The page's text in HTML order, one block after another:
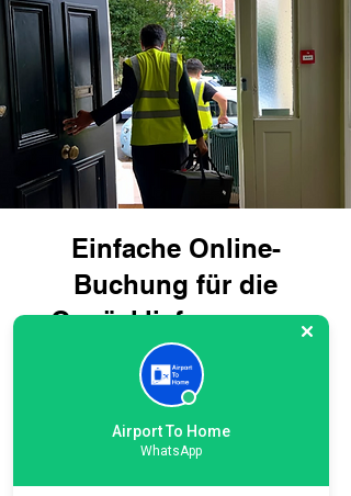
Einfache Online-
Buchung für die
Gepäcklieferung am
Flughafen Heathrow
London Terminal 4:
Reisen Sie intelligenter,
nicht schwieriger
Airport To Home
WhatsApp